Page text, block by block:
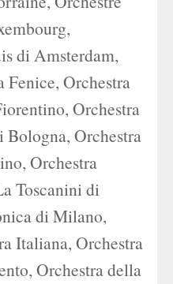
di Amsterdam,
Fenice, Orchestra
Orchestra
Bologna, Orchestra
Orchestra
Toscanini di
di Milano,
Italiana, Orchestra
Orchestra della